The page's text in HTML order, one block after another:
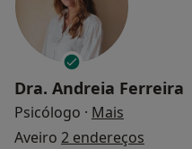
Dra. Andreia Ferreira
Psicólogo · Mais
Aveiro 2 endereços